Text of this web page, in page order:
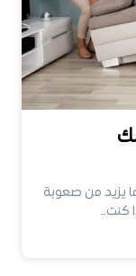
يزيد من صعوبة
كنت…